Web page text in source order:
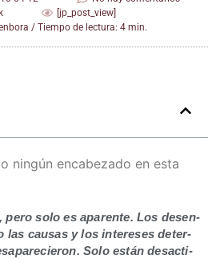
[jp_post_view]
/ Tiempo de lectura: 4 min.
ningún encabezado en esta
pero solo es apa­ren­te. Los des­en­
las cau­sas y los intere­ses deter­
Solo están des­ac­ti­